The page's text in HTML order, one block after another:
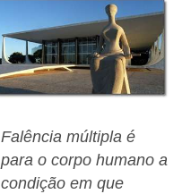
Falência múltipla é
para o corpo humano a
condição em que